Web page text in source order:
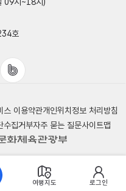
호
스 이용약관개인위치정보 처리방침
수집거부자주 묻는 질문사이트맵
여행지도 로그인